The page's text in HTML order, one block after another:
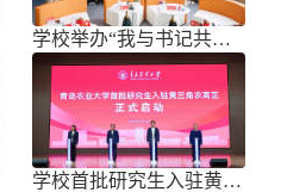
学校举办“我与书记共话成长”师生面
学校首批研究生入驻黄三角农高区